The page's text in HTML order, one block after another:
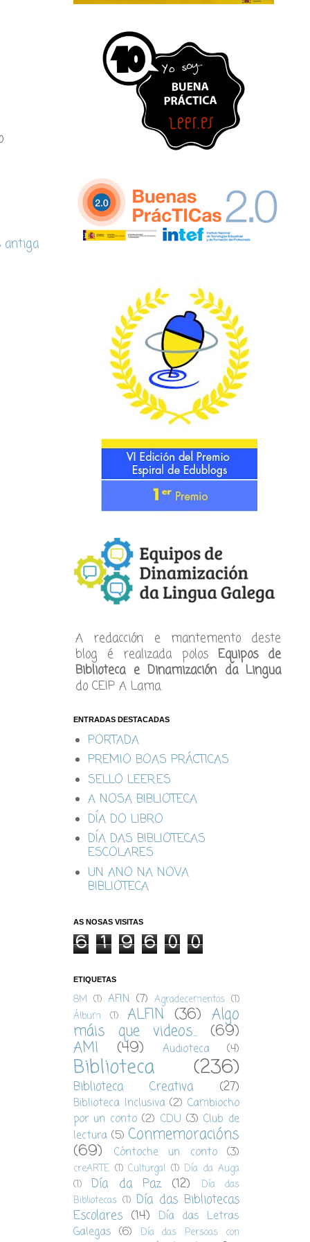
antiga
A redacción e mantemento deste
blog é realizada polos Equipos de
Biblioteca e Dinamización da Lingua
do CEIP A Lama.
ENTRADAS DESTACADAS
PORTADA
PREMIO BOAS PRÁCTICAS
SELLO LEER.ES
A NOSA BIBLIOTECA
DÍA DO LIBRO
DÍA DAS BIBLIOTECAS
ESCOLARES
UN ANO NA NOVA
BIBLIOTECA
AS NOSAS VISITAS
6 1 9 6 0 0
ETIQUETAS
8M (1) AFIN (7) Agradecementos (1)
Álbum
(1) ALFIN (36) Algo
máis que videos... (69)
AMI (49) Audioteca (4)
Biblioteca (236)
Biblioteca Creativa (27)
Biblioteca Inclusiva (2) Cambiocho
por un conto (2) CDU (3) Club de
lectura (5) Conmemoracións
(69) Cóntoche un conto (3)
creARTE (1) Culturgal (1) Día da Auga
(1)
Día da Paz (12)
Día das
Bibliotecas (1) Día das Bibliotecas
Escolares (14) Día das Letras
Galegas (6)
Día das Persoas con